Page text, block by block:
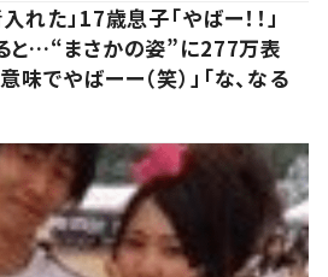
れた」17歳息子「やばー！！」
と…“まさかの姿”に277万表
味でやばーー（笑）」「な、なる